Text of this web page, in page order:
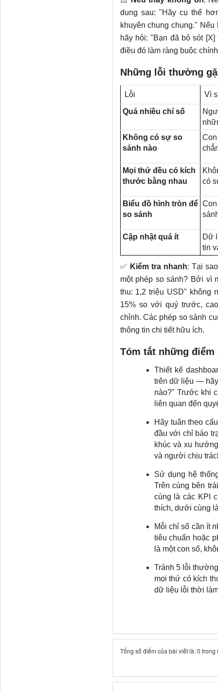
dung sau: "Hãy cụ thể
khuyên chung chung."
hãy hỏi: "Bạn đã bỏ sót
điều đó làm ràng buộc
Những lỗi thường
Lỗi Vì
Quá nhiều chỉ số
Không có sự so
sánh nào
Mọi thứ đều có kích
thước bằng nhau
có
Biểu đồ hình tròn để
so sánh
Cập nhật quá ít
Dữ
tin
✅ Kiểm tra nhanh: Tại
một phép so sánh? Bởi vì
thu: 1,2 triệu USD" không
15% so với quý trước,
chỉnh. Các phép so sánh
thông tin chi tiết hữu ích.
Tóm tắt những điểm
Thiết kế
trên dữ liệu —
nào?" Trước khi
liên quan đến
Hãy tuân theo
đầu với chỉ báo
khúc và xu
và người chịu
Sử dụng hệ
Trên cùng bên
cùng là các KPI
thích, dưới cùng
Mỗi chỉ số cần ít
tiêu chuẩn hoặc
là một con số,
Tránh 5 lỗi
mọi thứ có kích
dữ liệu lỗi thời
Tổng số điểm của bài viết là: 0 trong